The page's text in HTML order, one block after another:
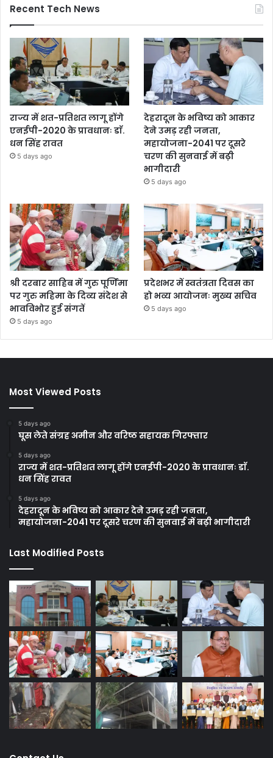
Recent Tech News
राज्य में शत-प्रतिशत लागू होंगे
एनईपी-2020 के प्रावधानः डाॅ.
धन सिंह रावत
5 days ago
देहरादून के भविष्य को आकार
देने उमड़ रही जनता,
महायोजना-2041 पर दूसरे
चरण की सुनवाई में बढ़ी
भागीदारी
5 days ago
श्री दरबार साहिब में गुरु पूर्णिमा
पर गुरु महिमा के दिव्य संदेश से
भावविभोर हुई संगतें
5 days ago
प्रदेशभर में स्वतंत्रता दिवस का
हो भव्य आयोजनः मुख्य सचिव
5 days ago
Most Viewed Posts
5 days ago
घूस लेते संग्रह अमीन और वरिष्ठ सहायक गिरफ्तार
5 days ago
राज्य में शत-प्रतिशत लागू होंगे एनईपी-2020 के प्रावधानः डाॅ.
धन सिंह रावत
5 days ago
देहरादून के भविष्य को आकार देने उमड़ रही जनता,
महायोजना-2041 पर दूसरे चरण की सुनवाई में बढ़ी भागीदारी
Last Modified Posts